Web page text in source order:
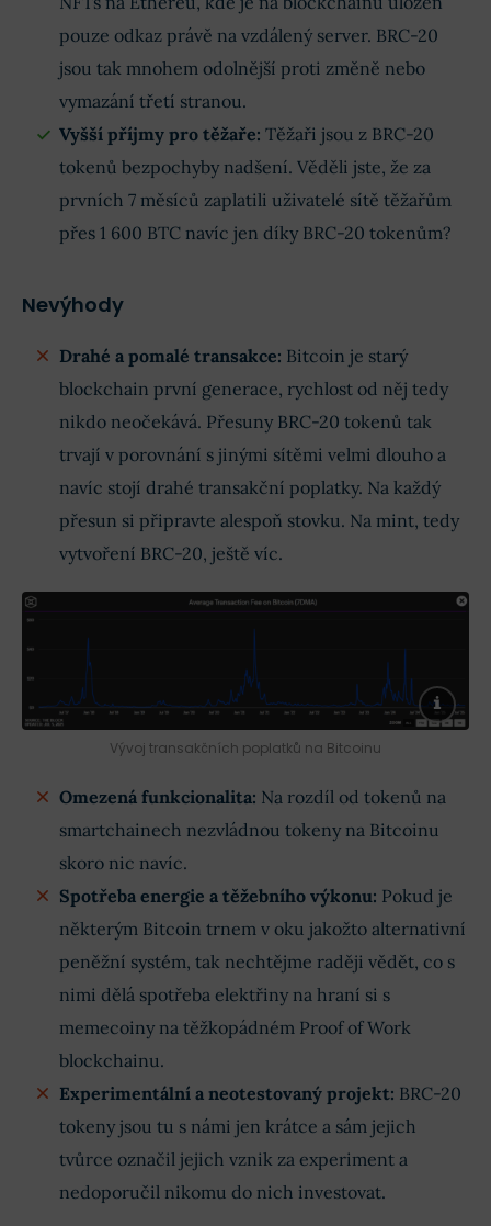
pouze odkaz právě na vzdálený server. BRC-20
jsou tak mnohem odolnější proti změně nebo
vymazání třetí stranou.
Vyšší příjmy pro těžaře: Těžaři jsou z BRC-20
tokenů bezpochyby nadšení. Věděli jste, že za
prvních 7 měsíců zaplatili uživatelé sítě těžařům
přes 1 600 BTC navíc jen díky BRC-20 tokenům?
Nevýhody
Drahé a pomalé transakce: Bitcoin je starý
blockchain první generace, rychlost od něj tedy
nikdo neočekává. Přesuny BRC-20 tokenů tak
trvají v porovnání s jinými sítěmi velmi dlouho a
navíc stojí drahé transakční poplatky. Na každý
přesun si připravte alespoň stovku. Na mint, tedy
vytvoření BRC-20, ještě víc.
Vývoj transakčních poplatků na Bitcoinu
Omezená funkcionalita: Na rozdíl od tokenů na
smartchainech nezvládnou tokeny na Bitcoinu
skoro nic navíc.
Spotřeba energie a těžebního výkonu: Pokud je
některým Bitcoin trnem v oku jakožto alternativní
peněžní systém, tak nechtějme raději vědět, co s
nimi dělá spotřeba elektřiny na hraní si s
memecoiny na těžkopádném Proof of Work
blockchainu.
Experimentální a neotestovaný projekt: BRC-20
tokeny jsou tu s námi jen krátce a sám jejich
tvůrce označil jejich vznik za experiment a
nedoporučil nikomu do nich investovat.